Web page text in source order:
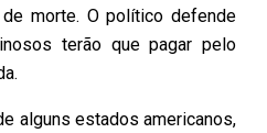
morte. O político defende
terão que pagar pelo
alguns estados americanos,